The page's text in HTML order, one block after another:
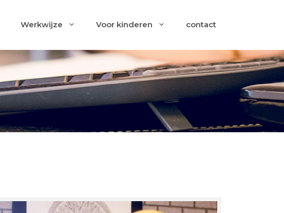
Werkwijze Voor kinderen contact